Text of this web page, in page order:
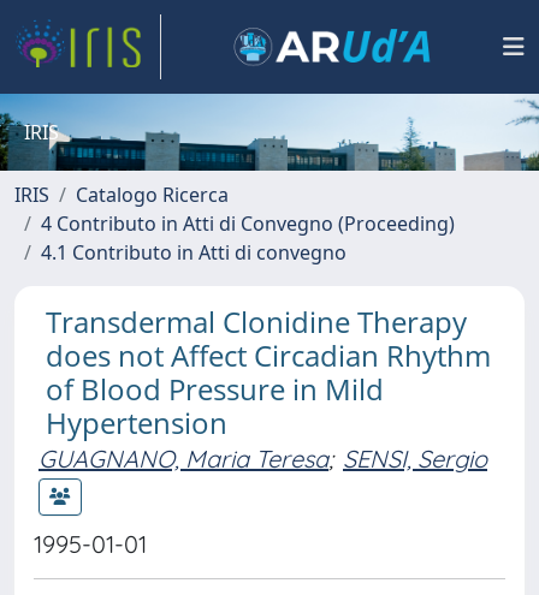
IRIS
IRIS
Catalogo Ricerca
4 Contributo in Atti di Convegno (Proceeding)
4.1 Contributo in Atti di convegno
Transdermal Clonidine Therapy
does not Affect Circadian Rhythm
of Blood Pressure in Mild
Hypertension
GUAGNANO, Maria Teresa; SENSI, Sergio
1995-01-01